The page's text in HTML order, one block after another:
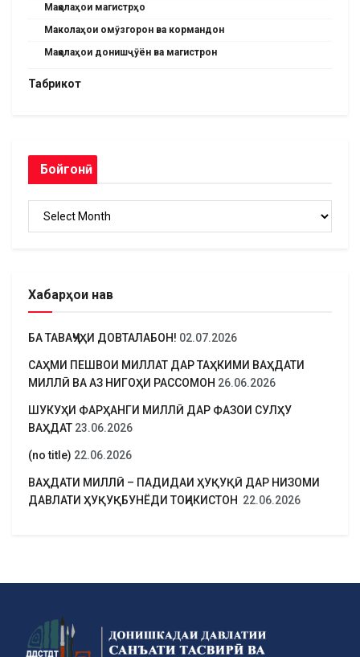
Мақолаҳои магистрҳо
Маколаҳои омӯзгорон ва кормандон
Мақолаҳои донишҷӯён ва магистрон
Табрикот
Бойгонӣ
Хабарҳои нав
БА ТАВАҶҶУҲИ ДОВТАЛАБОН! 02.07.2026
САҲМИ ПЕШВОИ МИЛЛАТ ДАР ТАҲКИМИ ВАҲДАТИ
МИЛЛӢ ВА АЗ НИГОҲИ РАССОМОН 26.06.2026
ШУКУҲИ ФАРҲАНГИ МИЛЛӢ ДАР ФАЗОИ СУЛҲУ
ВАҲДАТ 23.06.2026
(no title) 22.06.2026
ВАҲДАТИ МИЛЛӢ – ПАДИДАИ ҲУҚУҚӢ ДАР НИЗОМИ
ДАВЛАТИ ҲУҚУҚБУНЁДИ ТОҶИКИСТОН 22.06.2026